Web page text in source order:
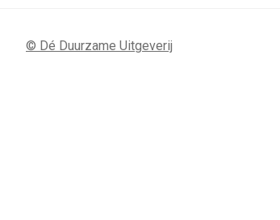
© Dé Duurzame Uitgeverij